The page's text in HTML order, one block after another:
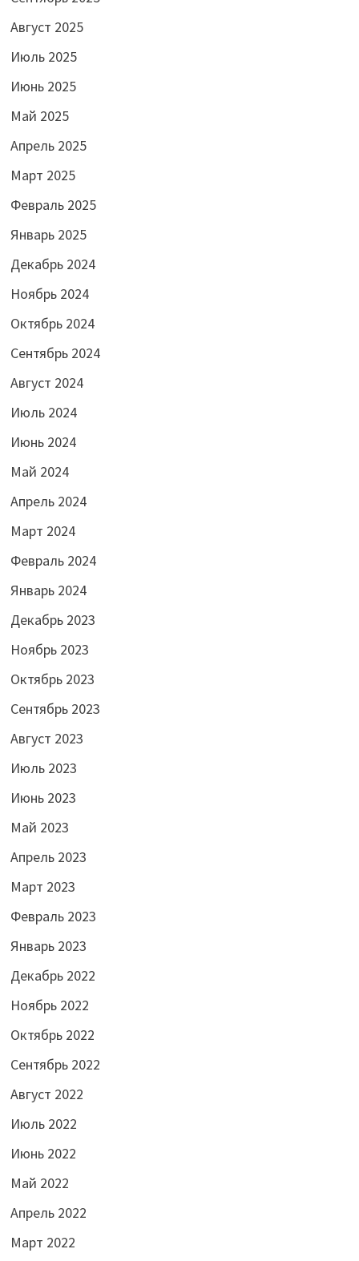
Август 2025
Июль 2025
Июнь 2025
Май 2025
Апрель 2025
Март 2025
Февраль 2025
Январь 2025
Декабрь 2024
Ноябрь 2024
Октябрь 2024
Сентябрь 2024
Август 2024
Июль 2024
Июнь 2024
Май 2024
Апрель 2024
Март 2024
Февраль 2024
Январь 2024
Декабрь 2023
Ноябрь 2023
Октябрь 2023
Сентябрь 2023
Август 2023
Июль 2023
Июнь 2023
Май 2023
Апрель 2023
Март 2023
Февраль 2023
Январь 2023
Декабрь 2022
Ноябрь 2022
Октябрь 2022
Сентябрь 2022
Август 2022
Июль 2022
Июнь 2022
Май 2022
Апрель 2022
Март 2022